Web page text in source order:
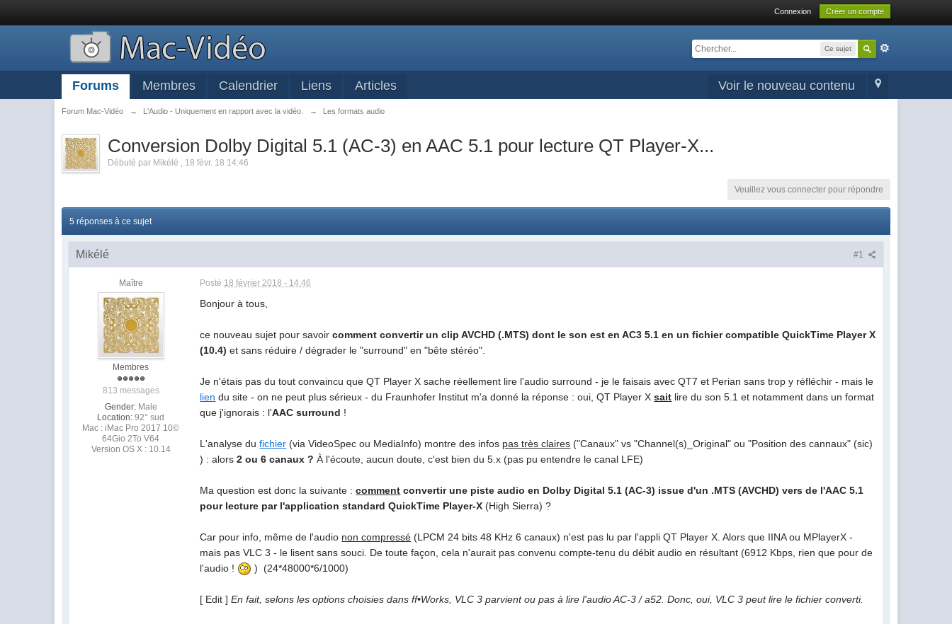
Connexion Créer un compte
Ce sujet
Voir le nouveau contenu
Forums Membres Calendrier Liens Articles
Forum Mac-Vidéo → L'Audio - Uniquement en rapport avec la vidéo. → Les formats audio
Conversion Dolby Digital 5.1 (AC-3) en AAC 5.1 pour lecture QT Player-X...
Débuté par Mikélé , 18 févr. 18 14:46
Veuillez vous connecter pour répondre
5 réponses à ce sujet
#1
Mikélé
Maître
Membres
813 messages
Gender: Male
Location: 92° sud
Mac : iMac Pro 2017 10©
64Gio 2To V64
Version OS X : 10.14
Posté 18 février 2018 - 14:46
Bonjour à tous,
ce nouveau sujet pour savoircomment convertir un clip AVCHD (.MTS) dont le son est en AC3 5.1 en un fichier compatible QuickTime Player X
(10.4)et sans réduire / dégrader le "surround" en "bête stéréo".
Je n'étais pas du tout convaincu que QT Player X sache réellement lire l'audio surround - je le faisais avec QT7 et Perian sans trop y réfléchir - mais le
lien du site - on ne peut plus sérieux - du Fraunhofer Institut m'a donné la réponse : oui, QT Player Xsait lire du son 5.1 et notamment dans un format
que j'ignorais : l'AAC surround !
L'analyse dufichier (via VideoSpec ou MediaInfo) montre des infos pas très claires ("Canaux" vs "Channel(s)_Original" ou "Position des cannaux" (sic)
) : alors2 ou 6 canaux ? À l'écoute, aucun doute, c'est bien du 5.x (pas pu entendre le canal LFE)
Ma question est donc la suivante :comment convertir une piste audio en Dolby Digital 5.1 (AC-3) issue d'un .MTS (AVCHD) vers de l'AAC 5.1
pour lecture par l'application standard QuickTime Player-X (High Sierra) ?
Car pour info, même de l'audio non compressé (LPCM 24 bits 48 KHz 6 canaux) n'est pas lu par l'appli QT Player X. Alors que IINA ou MPlayerX -
mais pas VLC 3 - le lisent sans souci. De toute façon, cela n'aurait pas convenu compte-tenu du débit audio en résultant (6912 Kbps, rien que pour de
l'audio !
) (24*48000*6/1000)
[ Edit ]En fait, selons les options choisies dans ff•Works, VLC 3 parvient ou pas à lire l'audio AC-3 / a52. Donc, oui, VLC 3 peut lire le fichier converti.